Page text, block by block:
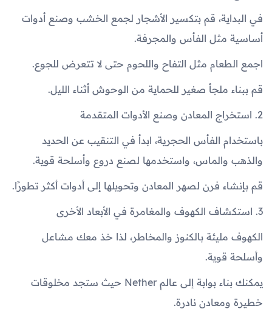
في البداية، قم بتكسير الأشجار لجمع الخشب وصنع أدوات
أساسية مثل الفأس والمجرفة.
اجمع الطعام مثل التفاح واللحوم حتى لا تتعرض للجوع.
قم ببناء ملجأ صغير للحماية من الوحوش أثناء الليل.
2. استخراج المعادن وصنع الأدوات المتقدمة
باستخدام الفأس الحجرية، ابدأ في التنقيب عن الحديد
والذهب والماس، واستخدمها لصنع دروع وأسلحة قوية.
قم بإنشاء فرن لصهر المعادن وتحويلها إلى أدوات أكثر تطورًا.
3. استكشاف الكهوف والمغامرة في الأبعاد الأخرى
الكهوف مليئة بالكنوز والمخاطر، لذا خذ معك مشاعل
وأسلحة قوية.
يمكنك بناء بوابة إلى عالم Nether حيث ستجد مخلوقات
خطيرة ومعادن نادرة.